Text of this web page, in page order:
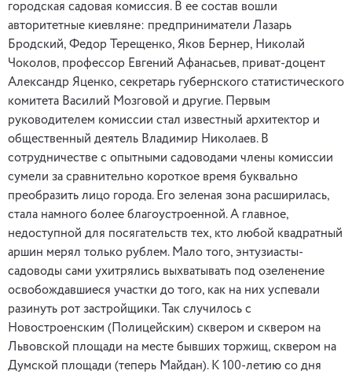
городская садовая комиссия. В ее состав вошли
авторитетные киевляне: предприниматели Лазарь
Бродский, Федор Терещенко, Яков Бернер, Николай
Чоколов, профессор Евгений Афанасьев, приват-доцент
Александр Яценко, секретарь губернского статистического
комитета Василий Мозговой и другие. Первым
руководителем комиссии стал известный архитектор и
общественный деятель Владимир Николаев. В
сотрудничестве с опытными садоводами члены комиссии
сумели за сравнительно короткое время буквально
преобразить лицо города. Его зеленая зона расширилась,
стала намного более благоустроенной. А главное,
недоступной для посягательств тех, кто любой квадратный
аршин мерял только рублем. Мало того, энтузиасты-
садоводы сами ухитрялись выхватывать под озеленение
освобождавшиеся участки до того, как на них успевали
разинуть рот застройщики. Так случилось с
Новостроенским (Полицейским) сквером и сквером на
Львовской площади на месте бывших торжищ, сквером на
Думской площади (теперь Майдан). К 100-летию со дня